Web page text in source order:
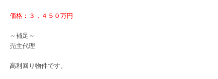
価格：３，４５０万円
～補足～
売主代理
高利回り物件です。